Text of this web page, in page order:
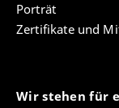
Porträt
Zertifikate und
Wir stehen für